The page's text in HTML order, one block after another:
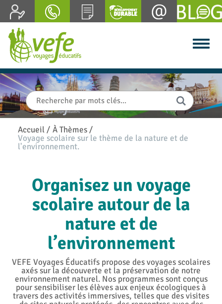
Accueil/ À Thèmes/
Voyage scolaire sur le thème de la nature et de
l'environnement.
Organisez un voyage
scolaire autour de la
nature et de
l’environnement
VEFE Voyages Éducatifs propose des voyages scolaires
axés sur la découverte et la préservation de notre
environnement naturel. Nos programmes sont conçus
pour sensibiliser les élèves aux enjeux écologiques à
travers des activités immersives, telles que des visites